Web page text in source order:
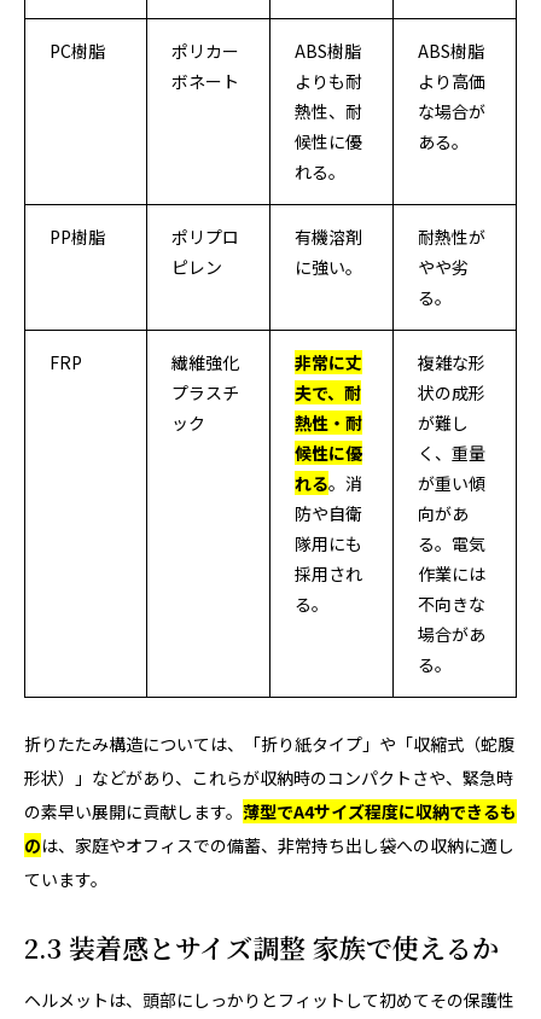
PC樹脂
ポリカー
ボネート
ABS樹脂
よりも耐
熱性、耐
候性に優
れる。
ABS樹脂
より高価
な場合が
ある。
PP樹脂
ポリプロ
ピレン
有機溶剤
に強い。
耐熱性が
やや劣
る。
FRP
繊維強化
プラスチ
ック
非常に丈
夫で、耐
熱性・耐
候性に優
れる。消
防や自衛
隊用にも
採用され
る。
複雑な形
状の成形
が難し
く、重量
が重い傾
向があ
る。電気
作業には
不向きな
場合があ
る。
折りたたみ構造については、「折り紙タイプ」や「収縮式（蛇腹
形状）」などがあり、これらが収納時のコンパクトさや、緊急時
の素早い展開に貢献します。 薄型でA4サイズ程度に収納できるも
のは、家庭やオフィスでの備蓄、非常持ち出し袋への収納に適し
ています。
2.3 装着感とサイズ調整 家族で使えるか
ヘルメットは、頭部にしっかりとフィットして初めてその保護性